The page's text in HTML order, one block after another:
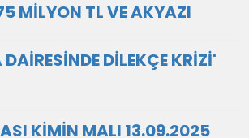
MİLYON TL VE AKYAZI
DİLEKÇE KRİZİ'
KİMİN MALI 13.09.2025